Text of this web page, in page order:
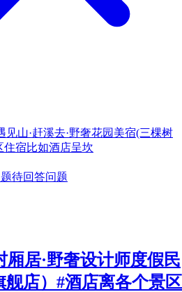
见山·赶溪去·野奢花园美宿(三棵树
住宿比如酒店呈坎
待回答问题
厢居·野奢设计师度假民
舰店）#酒店离各个景区